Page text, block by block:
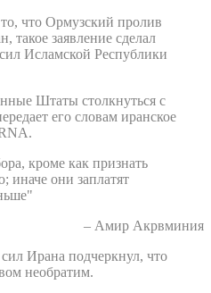
что Ормузский пролив
такое заявление сделал
Исламской Республики
Штаты столкнуться с
его словам иранское
кроме как признать
они заплатят
– Амир Акрвминия
Ирана подчеркнул, что
необратим.